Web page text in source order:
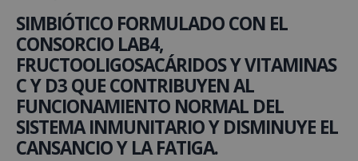
SIMBIÓTICO FORMULADO CON EL
CONSORCIO LAB4,
FRUCTOOLIGOSACÁRIDOS Y VITAMINAS
C Y D3 QUE CONTRIBUYEN AL
FUNCIONAMIENTO NORMAL DEL
SISTEMA INMUNITARIO Y DISMINUYE EL
CANSANCIO Y LA FATIGA.